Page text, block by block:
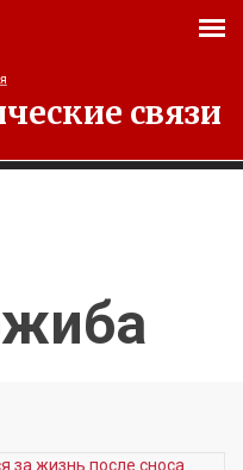
связи